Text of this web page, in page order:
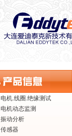
电机.线圈.绝缘测试
电机动态监测
振动分析
传感器